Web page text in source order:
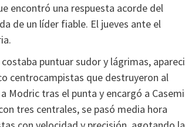
encontró una respuesta acorde del
de un líder fiable. El jueves ante el
puntuar sudor y lágrimas,
centrocampistas que destruyeron al
Modric tras el punta y encargó a
tres centrales, se pasó media hora